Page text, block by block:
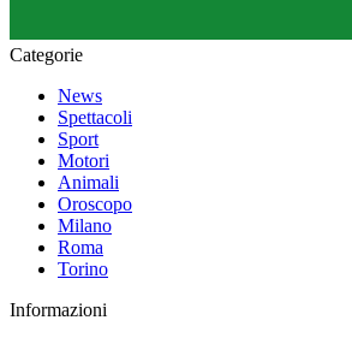
Categorie
News
Spettacoli
Sport
Motori
Animali
Oroscopo
Milano
Roma
Torino
Informazioni